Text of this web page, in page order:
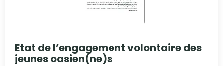
Etat de l’engagement volontaire des
jeunes oasien(ne)s